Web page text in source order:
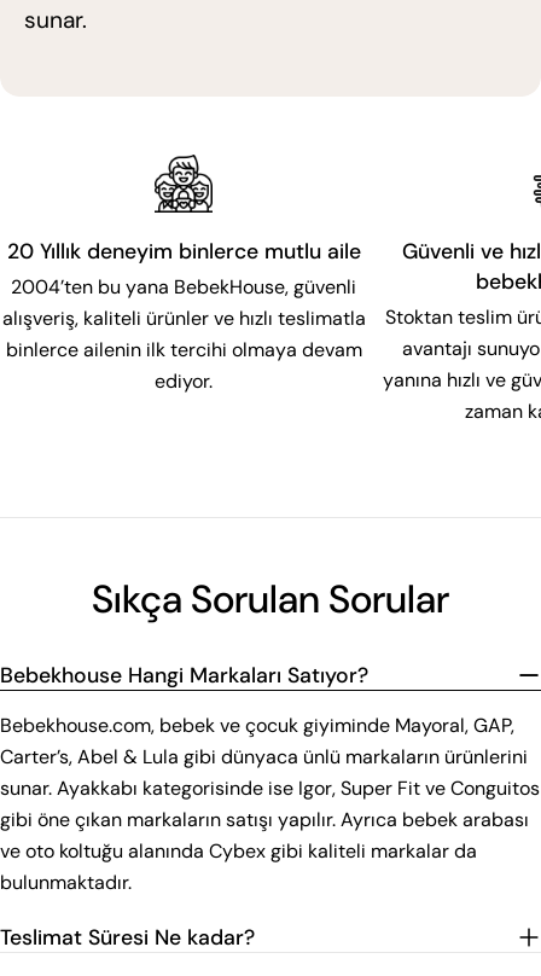
sunar.
20 Yıllık deneyim binlerce mutlu aile
2004’ten bu yana BebekHouse, güvenli
alışveriş, kaliteli ürünler ve hızlı teslimatla
binlerce ailenin ilk tercihi olmaya devam
ediyor.
Güvenli ve
Stoktan teslim
avantajı
yanına hızlı ve
zaman
Sıkça Sorulan Sorular
Bebekhouse Hangi Markaları Satıyor?
Bebekhouse.com, bebek ve çocuk giyiminde Mayoral, GAP,
Carter’s, Abel & Lula gibi dünyaca ünlü markaların ürünlerini
sunar. Ayakkabı kategorisinde ise Igor, Super Fit ve Conguitos
gibi öne çıkan markaların satışı yapılır. Ayrıca bebek arabası
ve oto koltuğu alanında Cybex gibi kaliteli markalar da
bulunmaktadır.
Teslimat Süresi Ne kadar?